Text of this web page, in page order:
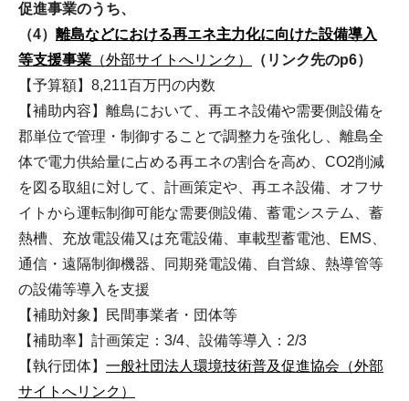
促進事業のうち、
（4） 離島などにおける再エネ主力化に向けた設備導入
等支援事業 （外部サイトへリンク）
（リンク先のp6）
【予算額】8,211百万円の内数
【補助内容】離島において、再エネ設備や需要側設備を
郡単位で管理・制御することで調整力を強化し、離島全
体で電力供給量に占める再エネの割合を高め、CO2削減
を図る取組に対して、計画策定や、再エネ設備、オフサ
イトから運転制御可能な需要側設備、蓄電システム、蓄
熱槽、充放電設備又は充電設備、車載型蓄電池、EMS、
通信・遠隔制御機器、同期発電設備、自営線、熱導管等
の設備等導入を支援
【補助対象】民間事業者・団体等
【補助率】計画策定：3/4、設備等導入：2/3
【執行団体】 一般社団法人環境技術普及促進協会（外部
サイトへリンク）